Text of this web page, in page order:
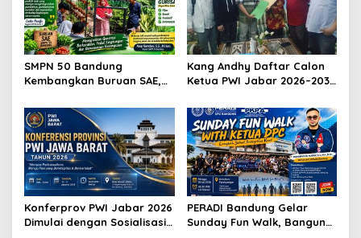
SMPN 50 Bandung
Kembangkan Buruan SAE,
RI Komisi X
Kang Andhy Daftar Calon
Ketua PWI Jabar 2026–2031,
Wartawan hingga Peluang
Karier Internasional
Konferprov PWI Jabar 2026
Dimulai dengan Sosialisasi
PERADI Bandung Gelar
Sunday Fun Walk, Bangun